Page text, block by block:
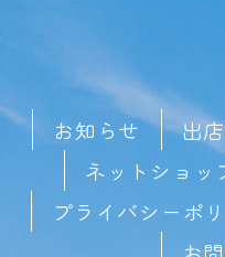
お知らせ 出
ネットショッ
プライバシーポ